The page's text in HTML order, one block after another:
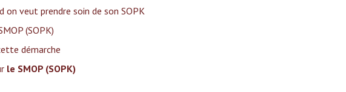
on veut prendre soin de son SOPK
(SOPK)
démarche
le SMOP (SOPK)